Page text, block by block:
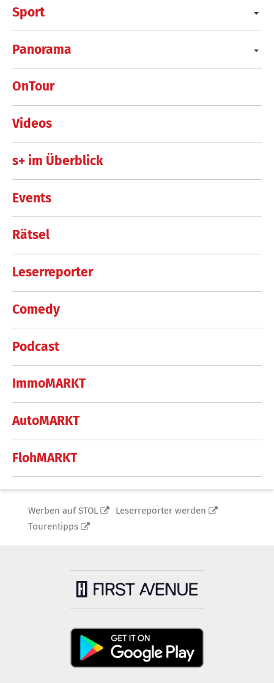
Sport
Panorama
OnTour
Videos
s+ im Überblick
Events
Rätsel
Leserreporter
Comedy
Podcast
ImmoMARKT
AutoMARKT
FlohMARKT
Werben auf STOL
Leserreporter werden
Tourentipps